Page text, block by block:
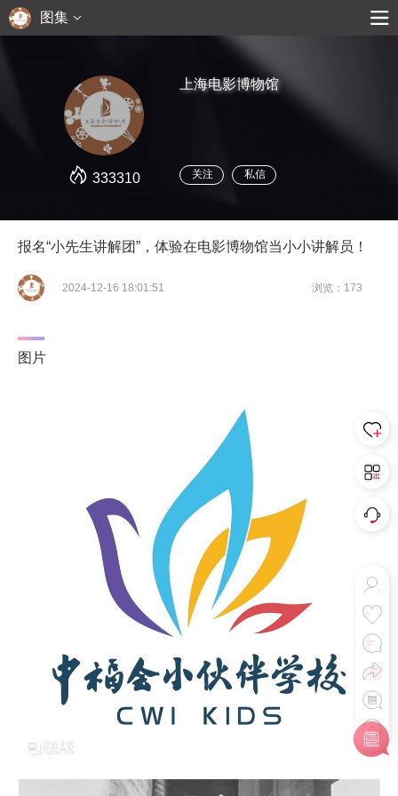
图集
333310
上海电影博物馆
关注 私信
报名“小先生讲解团”，体验在电影博物馆当小小讲解员！
2024-12-16 18:01:51 浏览：173
图片